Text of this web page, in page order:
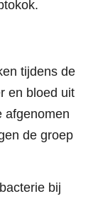
tijdens de
en bloed uit
afgenomen
de groep
bij